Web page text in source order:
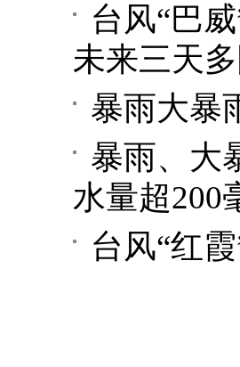
台风“巴
未来三天
暴雨大暴
暴雨、大
水量超200
台风“红